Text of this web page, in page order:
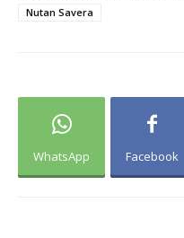
Nutan Savera
WhatsApp Facebook